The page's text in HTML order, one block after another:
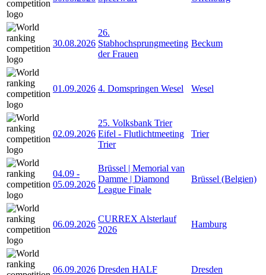
30.08.2026
26.
Stabhochsprungmeeting
der Frauen
Beckum
01.09.2026 4. Domspringen Wesel Wesel
02.09.2026
25. Volksbank Trier
Eifel - Flutlichtmeeting
Trier
Trier
04.09 -
05.09.2026
Brüssel | Memorial van
Damme | Diamond
League Finale
Brüssel (Belgien)
06.09.2026
CURREX Alsterlauf
2026
Hamburg
06.09.2026 Dresden HALF Dresden